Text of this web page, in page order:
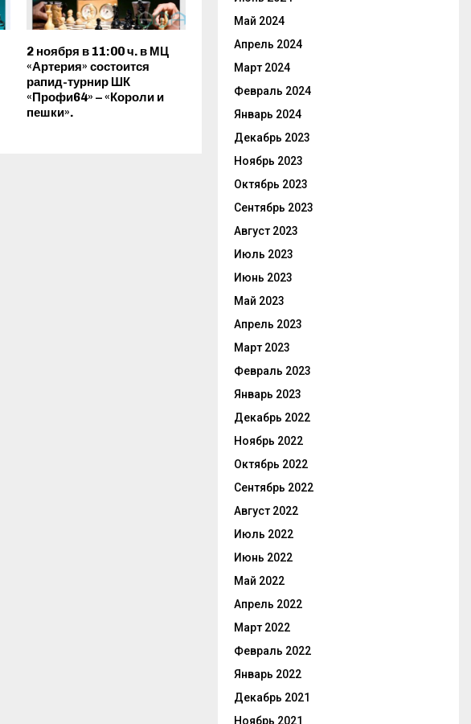
2 ноября в 11:00 ч. в МЦ
«Артерия» состоится
рапид-турнир ШК
«Профи64» – «Короли и
пешки».
Май 2024
Апрель 2024
Март 2024
Февраль 2024
Январь 2024
Декабрь 2023
Ноябрь 2023
Октябрь 2023
Сентябрь 2023
Август 2023
Июль 2023
Июнь 2023
Май 2023
Апрель 2023
Март 2023
Февраль 2023
Январь 2023
Декабрь 2022
Ноябрь 2022
Октябрь 2022
Сентябрь 2022
Август 2022
Июль 2022
Июнь 2022
Май 2022
Апрель 2022
Март 2022
Февраль 2022
Январь 2022
Декабрь 2021
Ноябрь 2021